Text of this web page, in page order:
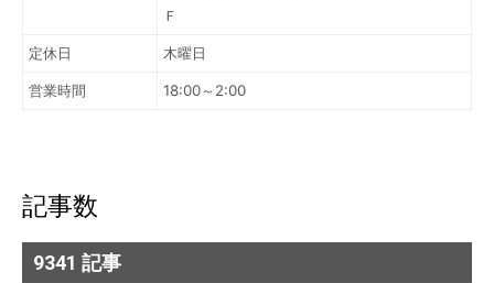
Ｆ
定休日 木曜日
営業時間 18:00～2:00
記事数
9341 記事